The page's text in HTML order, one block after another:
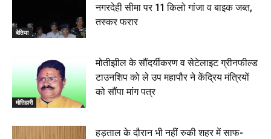
बेतिया : मझौलिया में 1.24 क्विंटल गांजा के साथ बोलेरो ज़ब्त, दो
तस्कर गिरफ्तार, 4 July 2026
00:39
रक्सौल : सुरक्षा जॉंच को सोना-चांदी दुकानों का एसडीपीओ और
थानाध्यक्ष ने किया निरीक्षण, 19 June 2026
00:58
बेतिया में सगे भाई ने मां के साथ मिलकर की भाई की हत्या, शव
जलाया, दोनों गिरफ्तार, 14 June 2026
बेतिया
नगरदेही सीमा पर 11 किलो गांजा व बाइक जब्त,
तस्कर फरार
मोतिहारी
मोतीझील के सौंदर्यीकरण व सेटेलाइट ग्रीनफील्ड
टाउनशिप को ले उप महापौर ने केंद्रिय मंत्रियों
को सौंपा मांग पत्र
हड़ताल के दौरान भी नहीं रुकी शहर में साफ-